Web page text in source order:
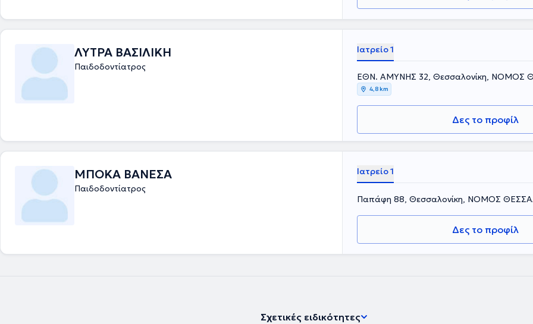
ΛΥΤΡΑ ΒΑΣΙΛΙΚΗ
Παιδοδοντίατρος
Ιατρείο 1
ΕΘΝ. ΑΜΥΝΗΣ 32, Θεσσαλονίκη, ΝΟΜΟΣ
4,8 km
Δες το προφίλ
ΜΠΟΚΑ ΒΑΝΕΣΑ
Παιδοδοντίατρος
Ιατρείο 1
Παπάφη 88, Θεσσαλονίκη, ΝΟΜΟΣ
Δες το προφίλ
Σχετικές ειδικότητες